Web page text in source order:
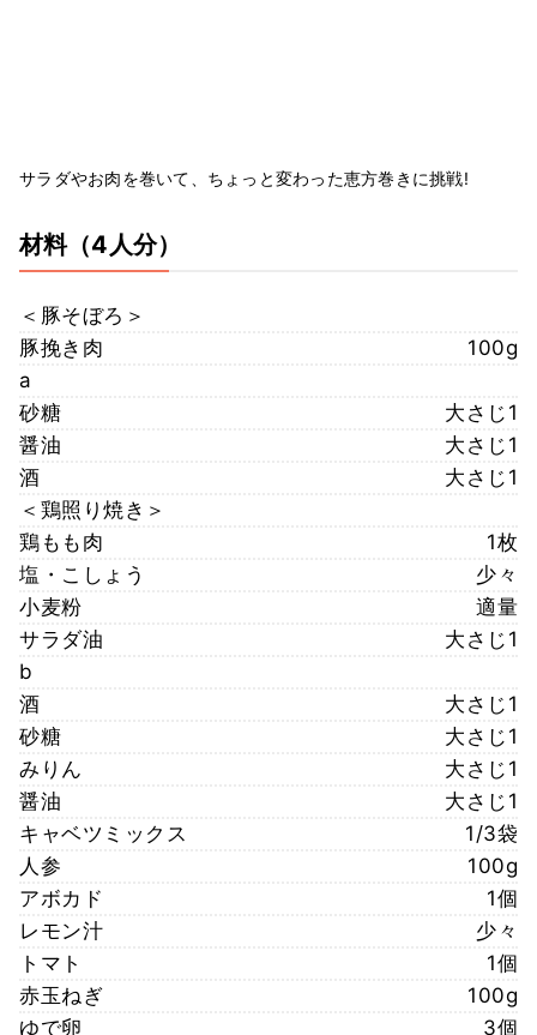
サラダやお肉を巻いて、ちょっと変わった恵方巻きに挑戦!
材料（4人分）
＜豚そぼろ＞
豚挽き肉
100g
a
砂糖
大さじ1
醤油
大さじ1
酒
大さじ1
＜鶏照り焼き＞
鶏もも肉
1枚
塩・こしょう
少々
小麦粉
適量
サラダ油
大さじ1
b
酒
大さじ1
砂糖
大さじ1
みりん
大さじ1
醤油
大さじ1
キャベツミックス
1/3袋
人参
100g
アボカド
1個
レモン汁
少々
トマト
1個
赤玉ねぎ
100g
ゆで卵
3個